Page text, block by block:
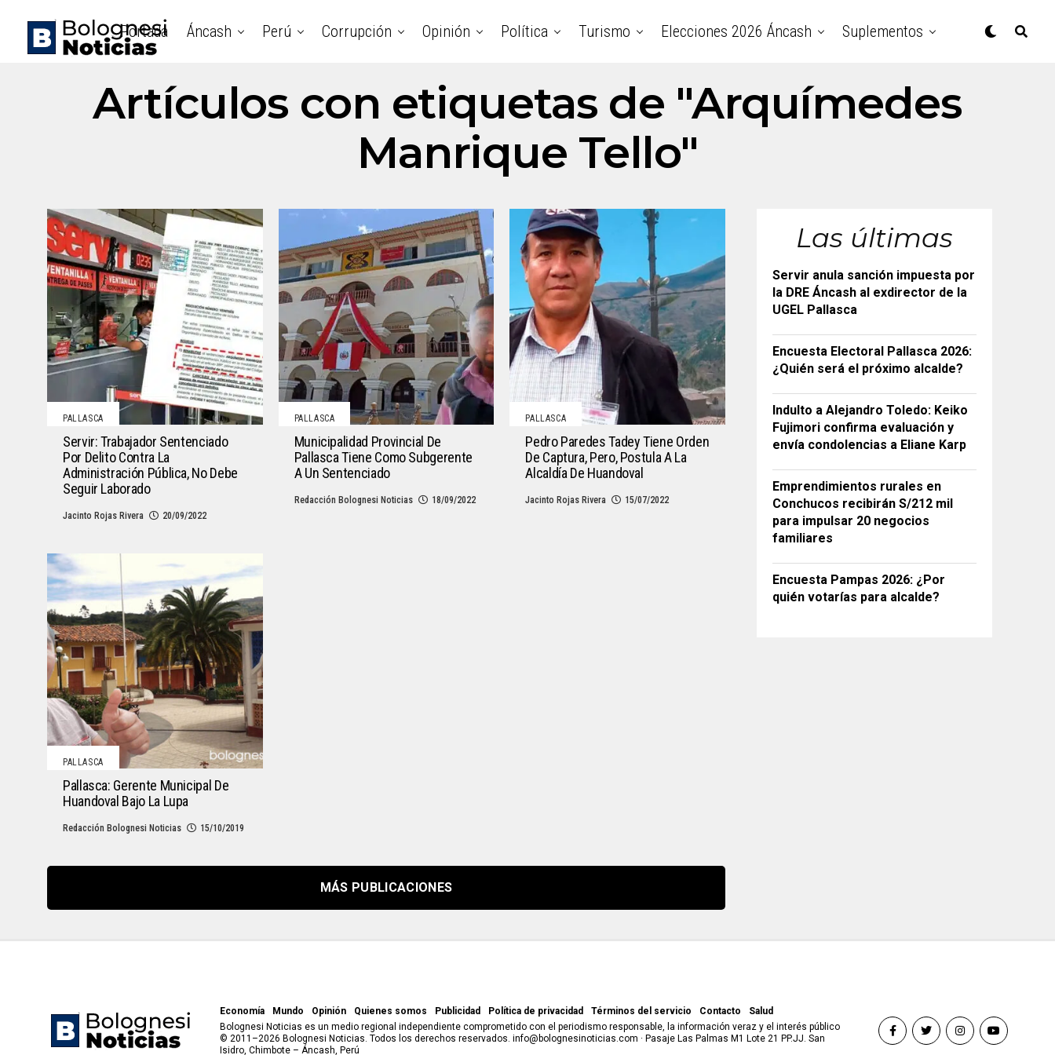
Portada Áncash Perú Corrupción Opinión Política Turismo Elecciones 2026 Áncash Suplementos
Artículos con etiquetas de "Arquímedes
Manrique Tello"
PALLASCA
Servir: Trabajador Sentenciado
Por Delito Contra La
Administración Pública, No Debe
Seguir Laborado
Jacinto Rojas Rivera 20/09/2022
PALLASCA
Municipalidad Provincial De
Pallasca Tiene Como Subgerente
A Un Sentenciado
Redacción Bolognesi Noticias 18/09/2022
PALLASCA
Pedro Paredes Tadey Tiene Orden
De Captura, Pero, Postula A La
Alcaldía De Huandoval
Jacinto Rojas Rivera 15/07/2022
PALLASCA
Pallasca: Gerente Municipal De
Huandoval Bajo La Lupa
Redacción Bolognesi Noticias 15/10/2019
MÁS PUBLICACIONES
Las últimas
Servir anula sanción impuesta por
la DRE Áncash al exdirector de la
UGEL Pallasca
Encuesta Electoral Pallasca 2026:
¿Quién será el próximo alcalde?
Indulto a Alejandro Toledo: Keiko
Fujimori confirma evaluación y
envía condolencias a Eliane Karp
Emprendimientos rurales en
Conchucos recibirán S/212 mil
para impulsar 20 negocios
familiares
Encuesta Pampas 2026: ¿Por
quién votarías para alcalde?
Economía Mundo Opinión Quienes somos Publicidad Política de privacidad Términos del servicio Contacto
Salud
Bolognesi Noticias es un medio regional independiente comprometido con el periodismo responsable, la información veraz y el interés público
© 2011–2026 Bolognesi Noticias. Todos los derechos reservados. info@bolognesinoticias.com · Pasaje Las Palmas M1 Lote 21 PP.JJ. San
Isidro, Chimbote – Áncash, Perú